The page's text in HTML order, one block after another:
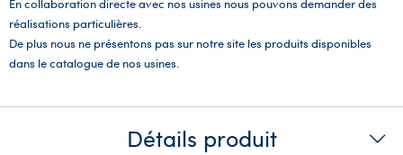
En collaboration directe avec nos usines nous pouvons demander des
réalisations particulières.
De plus nous ne présentons pas sur notre site les produits disponibles
dans le catalogue de nos usines.
Détails produit